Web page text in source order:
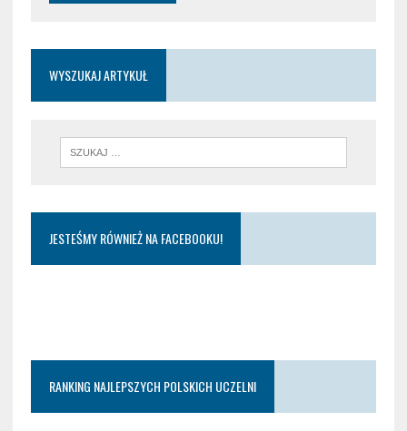
WYSZUKAJ ARTYKUŁ
JESTEŚMY RÓWNIEŻ NA FACEBOOKU!
RANKING NAJLEPSZYCH POLSKICH UCZELNI